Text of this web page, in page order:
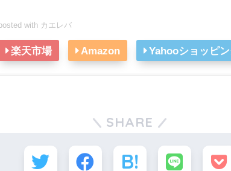
with カエレバ
楽天市場 Amazon Yahooショッピ
SHARE